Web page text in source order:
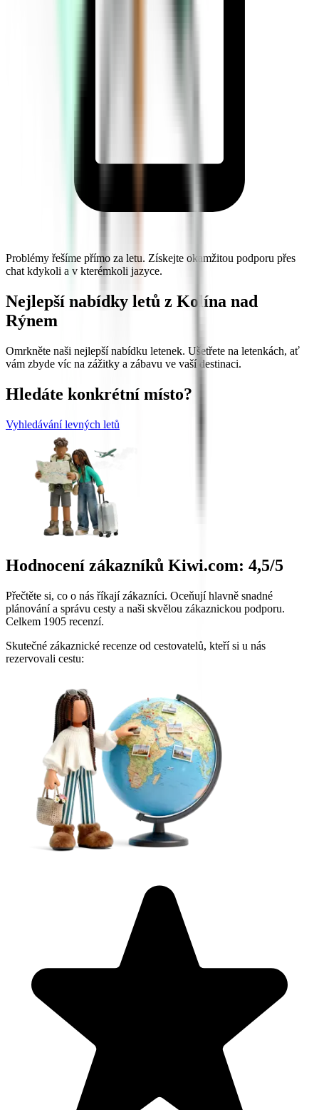
Problémy řešíme přímo za letu. Získejte okamžitou podporu přes
chat kdykoli a v kterémkoli jazyce.
Nejlepší nabídky letů z Kolína nad
Rýnem
Omrkněte naši nejlepší nabídku letenek. Ušetřete na letenkách, ať
vám zbyde víc na zážitky a zábavu ve vaší destinaci.
Hledáte konkrétní místo?
Vyhledávání levných letů
Hodnocení zákazníků Kiwi.com: 4,5/5
Přečtěte si, co o nás říkají zákazníci. Oceňují hlavně snadné
plánování a správu cesty a naši skvělou zákaznickou podporu.
Celkem 1905 recenzí.
Skutečné zákaznické recenze od cestovatelů, kteří si u nás
rezervovali cestu: